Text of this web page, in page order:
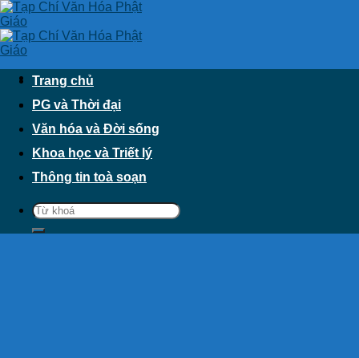
Skip
to
content
Trang chủ
PG và Thời đại
Văn hóa và Đời sống
Khoa học và Triết lý
Thông tin toà soạn